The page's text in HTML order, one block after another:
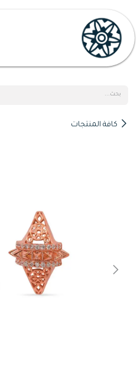
كافة المنتجات